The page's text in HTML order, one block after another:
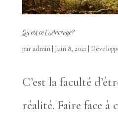
Qu’est ce l’Ancrage?
par admin| Juin 8, 2021
C’est la faculté
réalité. Faire face à